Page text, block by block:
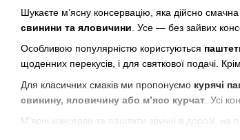
Шукаєте м’ясну консервацію, яка дійсно
свинини та яловичини . Усе — без зайвих
Особливою популярністю користуються
щоденних перекусів, і для святкової подачі.
Для класичних смаків ми пропонуємо курячі
свинину, яловичину або м’ясо курчат . Усі
М’ясні консерви та паштети зручні в дорозі, на